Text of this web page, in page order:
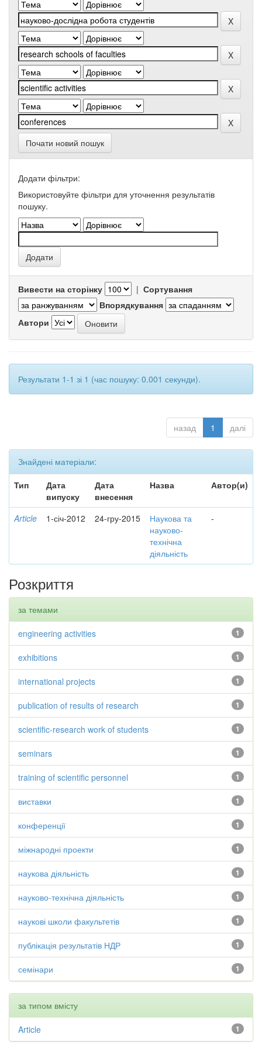
Почати новий пошук
Додати фільтри:
Використовуйте фільтри для уточнення результатів
пошуку.
Вивести на сторінку | Сортування
Впорядкування
Автори
Результати 1-1 зі 1 (час пошуку: 0.001 секунди).
назад 1 далі
Знайдені матеріали:
Тип
Дата
випуску
Дата
внесення
Назва Автор(и)
Article 1-січ-2012 24-гру-2015
Наукова та
науково-
технічна
діяльність
-
Розкриття
за темами
1
engineering activities
1
exhibitions
1
international projects
1
publication of results of research
1
scientific-research work of students
1
seminars
1
training of scientific personnel
1
виставки
1
конференції
1
міжнародні проекти
1
наукова діяльність
1
науково-технічна діяльність
1
наукові школи факультетів
1
публікація результатів НДР
1
семінари
за типом вмісту
1
Article